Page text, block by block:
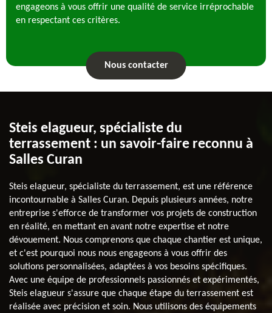
engageons à vous offrir une qualité de service irréprochable
en respectant ces critères.
Nous contacter
Steis elagueur, spécialiste du
terrassement : un savoir-faire reconnu à
Salles Curan
Steis elagueur, spécialiste du terrassement, est une référence
incontournable à Salles Curan. Depuis plusieurs années, notre
entreprise s'efforce de transformer vos projets de construction
en réalité, en mettant en avant notre expertise et notre
dévouement. Nous comprenons que chaque chantier est unique,
et c'est pourquoi nous nous engageons à vous offrir des
solutions personnalisées, adaptées à vos besoins spécifiques.
Avec une équipe de professionnels passionnés et expérimentés,
Steis elagueur s'assure que chaque étape du terrassement est
réalisée avec précision et soin. Nous utilisons des équipements